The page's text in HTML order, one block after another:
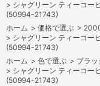
> シャグリーン ティーコー
(50994-21743)
ホーム > 価格で選ぶ >
> シャグリーン ティーコー
(50994-21743)
ホーム > 色で選ぶ > ブラッ
> シャグリーン ティーコー
(50994-21743)